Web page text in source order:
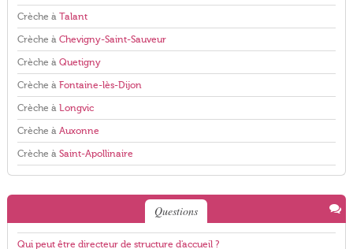
Crèche à Talant
Crèche à Chevigny-Saint-Sauveur
Crèche à Quetigny
Crèche à Fontaine-lès-Dijon
Crèche à Longvic
Crèche à Auxonne
Crèche à Saint-Apollinaire
Questions
Qui peut être directeur de structure d'accueil ?